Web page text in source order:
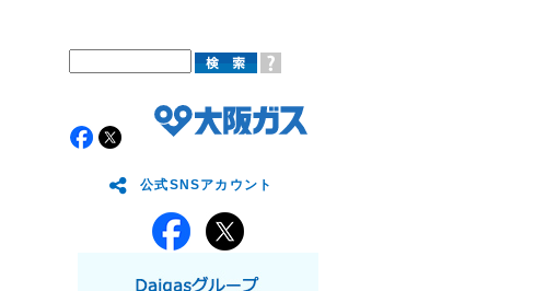
公式SNSアカウント